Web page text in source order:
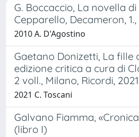
G. Boccaccio, La novella di
Cepparello, Decameron, 1.,
2010 A. D'Agostino
Gaetano Donizetti, La fille
edizione critica a cura di
2 voll., Milano, Ricordi, 2021
2021 C. Toscani
Galvano Fiamma,
(libro I)